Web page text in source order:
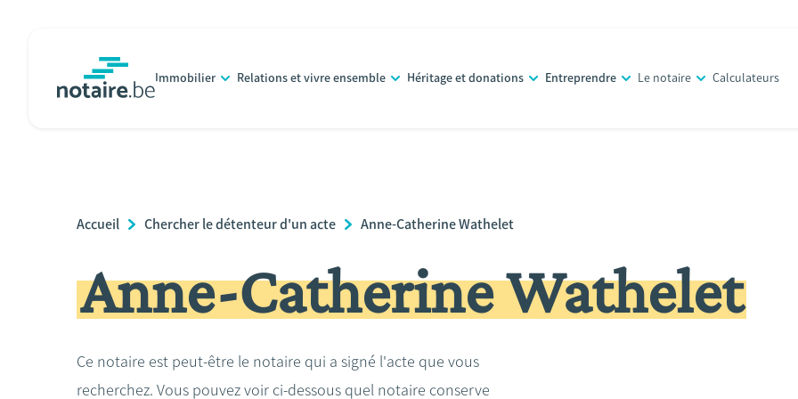
principal
Immobilier Relations et vivre ensemble Héritage et donations Entreprendre Le notaire Calculateurs
Breadcrumb
Accueil Chercher le détenteur d'un acte Anne-Catherine Wathelet
Anne-Catherine Wathelet
Ce notaire est peut-être le notaire qui a signé l'acte que vous
recherchez. Vous pouvez voir ci-dessous quel notaire conserve